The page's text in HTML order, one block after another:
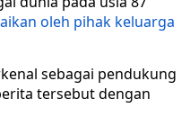
oleh pihak keluarga
sebagai pendukung
tersebut dengan